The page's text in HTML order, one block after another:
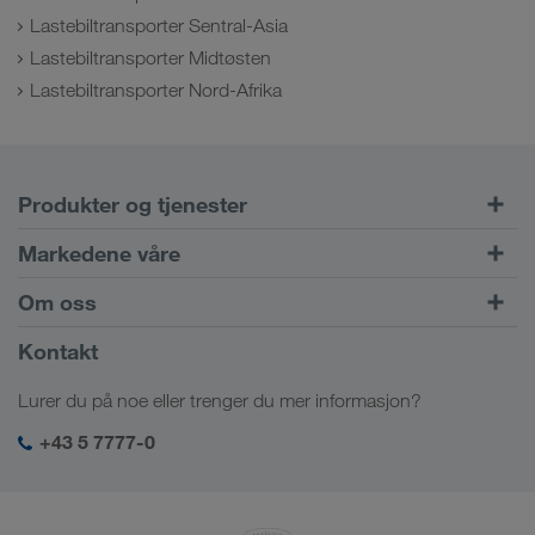
Lastebiltransporter Sentral-Asia
Lastebiltransporter Midtøsten
Lastebiltransporter Nord-Afrika
Produkter og tjenester
Veitransport
Kundeportalen CONNECT
Digitale løsninger
Bransjeløsninger
Markedene våre
Europa
Kaukasus
Sentral-Asia
Midtøsten
Om oss
Firmainformasjon
Sosialt ansvar
HMS & kvalitetssikring
Kontakt
Lurer du på noe eller trenger du mer informasjon?
+43 5 7777-0